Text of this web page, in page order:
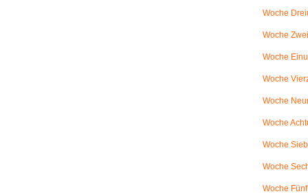
Woche
Woche
Woche
Woche
Woche
Woche
Woche
Woche
Woche